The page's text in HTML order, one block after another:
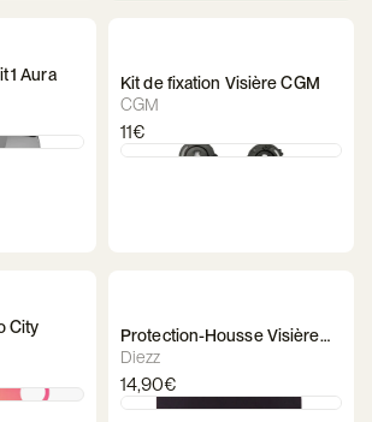
1 Aura
Kit de fixation Visière CGM
CGM
11€
City
Protection-Housse Visière
Casque Diezz
Diezz
14,90€